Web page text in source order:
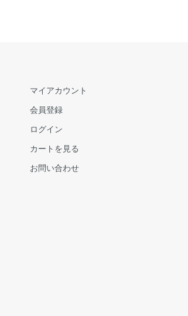
マイアカウント
会員登録
ログイン
カートを見る
お問い合わせ